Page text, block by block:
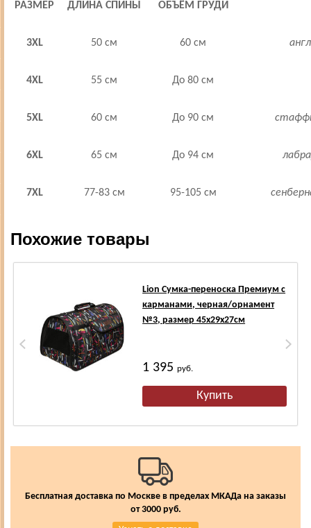
РАЗМЕР ДЛИНА СПИНЫ ОБЪЁМ ГРУДИ
3XL 50 см 60 см
4XL 55 см До 80 см
5XL 60 см До 90 см
6XL 65 см До 94 см
7XL 77-83 см 95-105 см
Похожие товары
Lion Сумка-переноска Премиум с
карманами, черная/орнамент
№3, размер 45х29х27см
1 395руб.
Бесплатная доставка по Москве в пределах МКАДа на заказы
от 3000 руб.